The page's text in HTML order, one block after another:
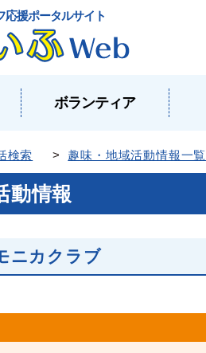
応援ポータルサイト
ボランティア
検索 > 趣味・地域活動情報一覧
動情報
ニカクラブ